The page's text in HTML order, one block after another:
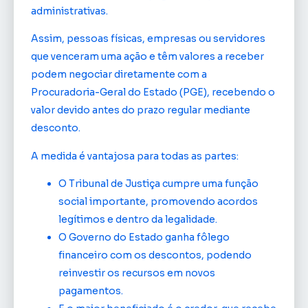
administrativas.
Assim, pessoas físicas, empresas ou servidores
que venceram uma ação e têm valores a receber
podem negociar diretamente com a
Procuradoria-Geral do Estado (PGE), recebendo o
valor devido antes do prazo regular mediante
desconto.
A medida é vantajosa para todas as partes:
O Tribunal de Justiça cumpre uma função
social importante, promovendo acordos
legítimos e dentro da legalidade.
O Governo do Estado ganha fôlego
financeiro com os descontos, podendo
reinvestir os recursos em novos
pagamentos.